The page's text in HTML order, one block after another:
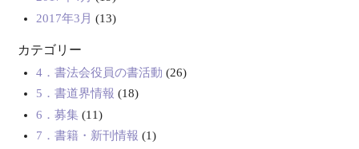
2017年3月 (13)
カテゴリー
4．書法会役員の書活動 (26)
5．書道界情報 (18)
6．募集(11)
7．書籍・新刊情報 (1)